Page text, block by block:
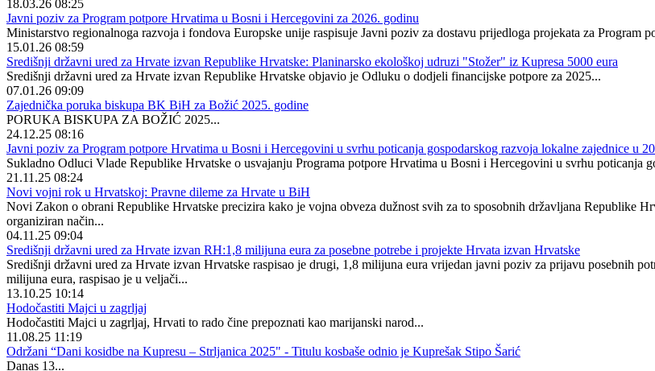
18.03.26 08:25
Javni poziv za Program potpore Hrvatima u Bosni i Hercegovini za 2026. godinu
Ministarstvo regionalnoga razvoja i fondova Europske unije raspisuje Javni poziv za dostavu prijedloga projekata za Program
15.01.26 08:59
Središnji državni ured za Hrvate izvan Republike Hrvatske: Planinarsko ekološkoj udruzi "Stožer" iz Kupresa 5000 eura
Središnji državni ured za Hrvate izvan Republike Hrvatske objavio je Odluku o dodjeli financijske potpore za 2025...
07.01.26 09:09
Zajednička poruka biskupa BK BiH za Božić 2025. godine
PORUKA BISKUPA ZA BOŽIĆ 2025...
24.12.25 08:16
Javni poziv za Program potpore Hrvatima u Bosni i Hercegovini u svrhu poticanja gospodarskog razvoja lokalne zajednice u
Sukladno Odluci Vlade Republike Hrvatske o usvajanju Programa potpore Hrvatima u Bosni i Hercegovini u svrhu poticanja
21.11.25 08:24
Novi vojni rok u Hrvatskoj: Pravne dileme za Hrvate u BiH
Novi Zakon o obrani Republike Hrvatske precizira kako je vojna obveza dužnost svih za to sposobnih državljana Republike
organiziran način...
04.11.25 09:04
Središnji državni ured za Hrvate izvan RH:1,8 milijuna eura za posebne potrebe i projekte Hrvata izvan Hrvatske
Središnji državni ured za Hrvate izvan Hrvatske raspisao je drugi, 1,8 milijuna eura vrijedan javni poziv za prijavu posebnih
milijuna eura, raspisao je u veljači...
13.10.25 10:14
Hodočastiti Majci u zagrljaj
Hodočastiti Majci u zagrljaj, Hrvati to rado čine prepoznati kao marijanski narod...
11.08.25 11:19
Održani “Dani kosidbe na Kupresu – Strljanica 2025" - Titulu kosbaše odnio je Kuprešak Stipo Šarić
Danas 13...